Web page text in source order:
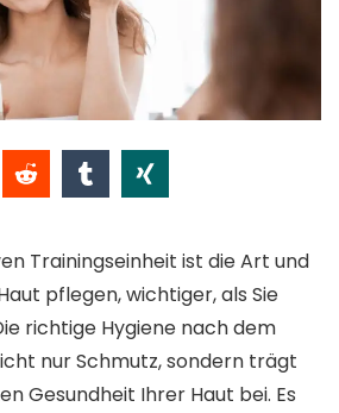
Trainingseinheit ist die Art und
pflegen, wichtiger, als Sie
richtige Hygiene nach dem
nur Schmutz, sondern trägt
Gesundheit Ihrer Haut bei. Es